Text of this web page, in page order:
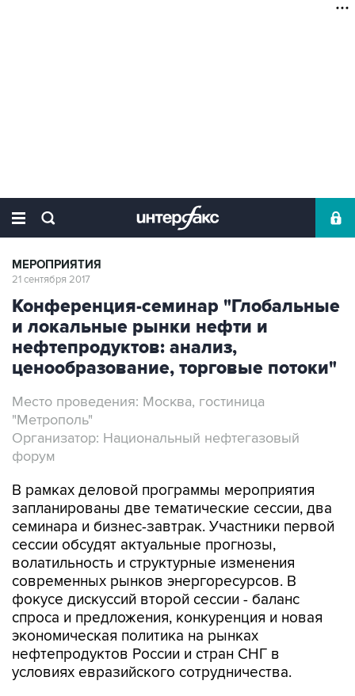
МЕРОПРИЯТИЯ
21 сентября 2017
Конференция-семинар "Глобальные
и локальные рынки нефти и
нефтепродуктов: анализ,
ценообразование, торговые потоки"
Место проведения: Москва, гостиница
"Метрополь"
Организатор: Национальный нефтегазовый
форум
В рамках деловой программы мероприятия
запланированы две тематические сессии, два
семинара и бизнес-завтрак. Участники первой
сессии обсудят актуальные прогнозы,
волатильность и структурные изменения
современных рынков энергоресурсов. В
фокусе дискуссий второй сессии - баланс
спроса и предложения, конкуренция и новая
экономическая политика на рынках
нефтепродуктов России и стран СНГ в
условиях евразийского сотрудничества.